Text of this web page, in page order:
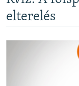
i
d
elterelés